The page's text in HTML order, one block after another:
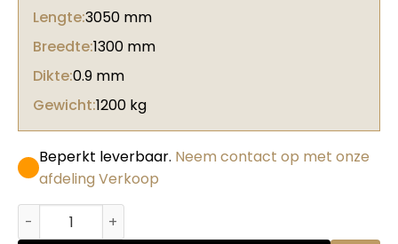
Lengte:3050 mm
Breedte:1300 mm
Dikte:0.9 mm
Gewicht:1200 kg
Beperkt leverbaar. Neem contact op met onze
afdeling Verkoop
Abet HPL 616 Sei Due Noce sabec aantal